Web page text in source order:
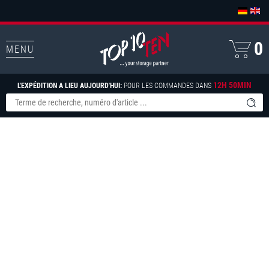
MENU
L'EXPÉDITION A LIEU AUJOURD'HUI: POUR LES COMMANDES DANS 12H 50MIN
0